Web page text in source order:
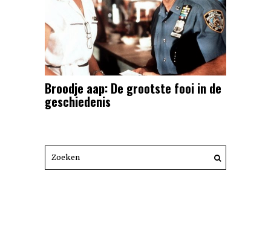
Broodje aap: De grootste fooi in de
geschiedenis